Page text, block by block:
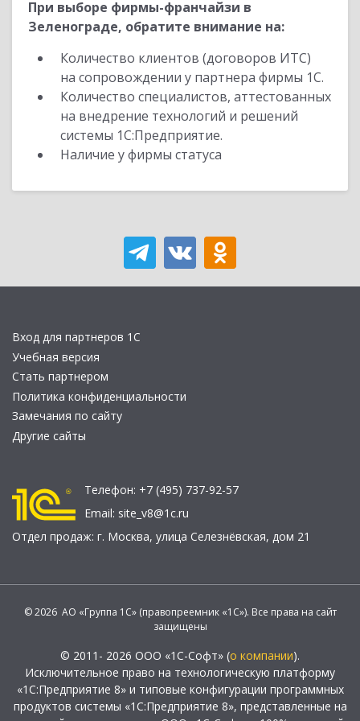
При выборе фирмы-франчайзи в
Зеленограде, обратите внимание на:
Количество клиентов (договоров ИТС)
на сопровождении у партнера фирмы 1С.
Количество специалистов, аттестованных
на внедрение технологий и решений
системы 1С:Предприятие.
Наличие у фирмы статуса
Вход для партнеров 1С
Учебная версия
Стать партнером
Политика конфиденциальности
Замечания по сайту
Другие сайты
Телефон: +7 (495) 737-92-57
Email: site_v8@1c.ru
Отдел продаж: г. Москва, улица Селезнёвская, дом 21
© 2026 АО «Группа 1С» (правопреемник «1С»). Все права на сайт
защищены
© 2011- 2026 ООО «1С-Софт» (о компании).
Исключительное право на технологическую платформу
«1С:Предприятие 8» и типовые конфигурации программных
продуктов системы «1С:Предприятие 8», представленные на